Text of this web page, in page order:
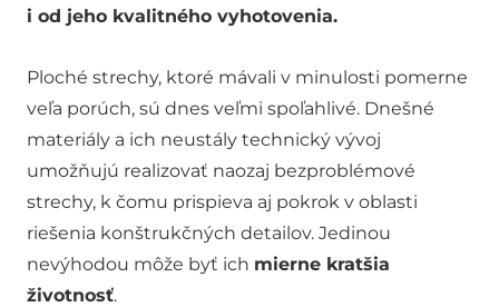
i od jeho kvalitného vyhotovenia.
Ploché strechy, ktoré mávali v minulosti pomerne
veľa porúch, sú dnes veľmi spoľahlivé. Dnešné
materiály a ich neustály technický vývoj
umožňujú realizovať naozaj bezproblémové
strechy, k čomu prispieva aj pokrok v oblasti
riešenia konštrukčných detailov. Jedinou
nevýhodou môže byť ich mierne kratšia
životnosť.